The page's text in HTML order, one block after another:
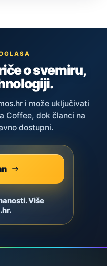
o svemiru,
i može uključivati
Coffee, dok članci na
dostupni.
Više